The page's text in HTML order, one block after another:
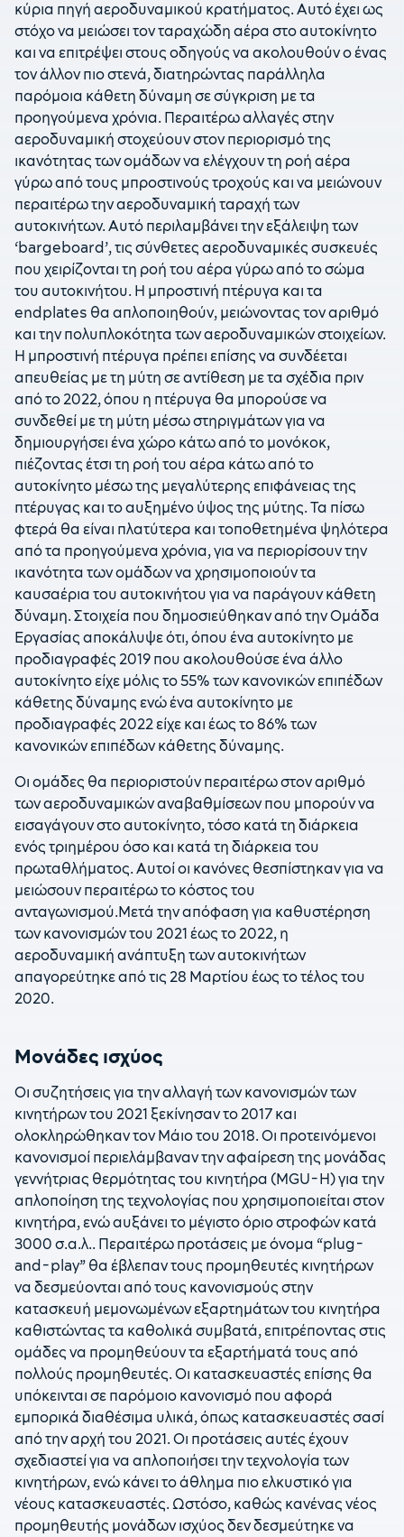
κύρια πηγή αεροδυναμικού κρατήματος. Αυτό έχει ως
στόχο να μειώσει τον ταραχώδη αέρα στο αυτοκίνητο
και να επιτρέψει στους οδηγούς να ακολουθούν ο ένας
τον άλλον πιο στενά, διατηρώντας παράλληλα
παρόμοια κάθετη δύναμη σε σύγκριση με τα
προηγούμενα χρόνια. Περαιτέρω αλλαγές στην
αεροδυναμική στοχεύουν στον περιορισμό της
ικανότητας των ομάδων να ελέγχουν τη ροή αέρα
γύρω από τους μπροστινούς τροχούς και να μειώνουν
περαιτέρω την αεροδυναμική ταραχή των
αυτοκινήτων. Αυτό περιλαμβάνει την εξάλειψη των
‘bargeboard’, τις σύνθετες αεροδυναμικές συσκευές
που χειρίζονται τη ροή του αέρα γύρω από το σώμα
του αυτοκινήτου. Η μπροστινή πτέρυγα και τα
endplates θα απλοποιηθούν, μειώνοντας τον αριθμό
και την πολυπλοκότητα των αεροδυναμικών στοιχείων.
Η μπροστινή πτέρυγα πρέπει επίσης να συνδέεται
απευθείας με τη μύτη σε αντίθεση με τα σχέδια πριν
από το 2022, όπου η πτέρυγα θα μπορούσε να
συνδεθεί με τη μύτη μέσω στηριγμάτων για να
δημιουργήσει ένα χώρο κάτω από το μονόκοκ,
πιέζοντας έτσι τη ροή του αέρα κάτω από το
αυτοκίνητο μέσω της μεγαλύτερης επιφάνειας της
πτέρυγας και το αυξημένο ύψος της μύτης. Τα πίσω
φτερά θα είναι πλατύτερα και τοποθετημένα ψηλότερα
από τα προηγούμενα χρόνια, για να περιορίσουν την
ικανότητα των ομάδων να χρησιμοποιούν τα
καυσαέρια του αυτοκινήτου για να παράγουν κάθετη
δύναμη. Στοιχεία που δημοσιεύθηκαν από την Ομάδα
Εργασίας αποκάλυψε ότι, όπου ένα αυτοκίνητο με
προδιαγραφές 2019 που ακολουθούσε ένα άλλο
αυτοκίνητο είχε μόλις το 55% των κανονικών επιπέδων
κάθετης δύναμης ενώ ένα αυτοκίνητο με
προδιαγραφές 2022 είχε και έως το 86% των
κανονικών επιπέδων κάθετης δύναμης.
Οι ομάδες θα περιοριστούν περαιτέρω στον αριθμό
των αεροδυναμικών αναβαθμίσεων που μπορούν να
εισαγάγουν στο αυτοκίνητο, τόσο κατά τη διάρκεια
ενός τριημέρου όσο και κατά τη διάρκεια του
πρωταθλήματος. Αυτοί οι κανόνες θεσπίστηκαν για να
μειώσουν περαιτέρω το κόστος του
ανταγωνισμού.Μετά την απόφαση για καθυστέρηση
των κανονισμών του 2021 έως το 2022, η
αεροδυναμική ανάπτυξη των αυτοκινήτων
απαγορεύτηκε από τις 28 Μαρτίου έως το τέλος του
2020.
Μονάδες ισχύος
Οι συζητήσεις για την αλλαγή των κανονισμών των
κινητήρων του 2021 ξεκίνησαν το 2017 και
ολοκληρώθηκαν τον Μάιο του 2018. Οι προτεινόμενοι
κανονισμοί περιελάμβαναν την αφαίρεση της μονάδας
γεννήτριας θερμότητας του κινητήρα (MGU-H) για την
απλοποίηση της τεχνολογίας που χρησιμοποιείται στον
κινητήρα, ενώ αυξάνει το μέγιστο όριο στροφών κατά
3000 σ.α.λ.. Περαιτέρω προτάσεις με όνομα “plug-
and-play” θα έβλεπαν τους προμηθευτές κινητήρων
να δεσμεύονται από τους κανονισμούς στην
κατασκευή μεμονωμένων εξαρτημάτων του κινητήρα
καθιστώντας τα καθολικά συμβατά, επιτρέποντας στις
ομάδες να προμηθεύουν τα εξαρτήματά τους από
πολλούς προμηθευτές. Οι κατασκευαστές επίσης θα
υπόκεινται σε παρόμοιο κανονισμό που αφορά
εμπορικά διαθέσιμα υλικά, όπως κατασκευαστές σασί
από την αρχή του 2021. Οι προτάσεις αυτές έχουν
σχεδιαστεί για να απλοποιήσει την τεχνολογία των
κινητήρων, ενώ κάνει το άθλημα πιο ελκυστικό για
νέους κατασκευαστές. Ωστόσο, καθώς κανένας νέος
προμηθευτής μονάδων ισχύος δεν δεσμεύτηκε να